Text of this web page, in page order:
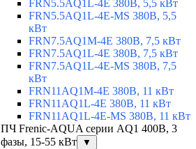
FRN5.5AQ1L-4E 380В, 5,5 кВт
FRN5.5AQ1L-4E-MS 380В, 5,5
кВт
FRN7.5AQ1M-4E 380В, 7,5 кВт
FRN7.5AQ1L-4E 380В, 7,5 кВт
FRN7.5AQ1L-4E-MS 380В, 7,5
кВт
FRN11AQ1M-4E 380В, 11 кВт
FRN11AQ1L-4E 380В, 11 кВт
FRN11AQ1L-4E-MS 380В, 11 кВт
ПЧ Frenic-AQUA серии AQ1 400В, 3
фазы, 15-55 кВт
▼